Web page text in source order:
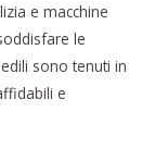
e macchine
le
sono tenuti in
e